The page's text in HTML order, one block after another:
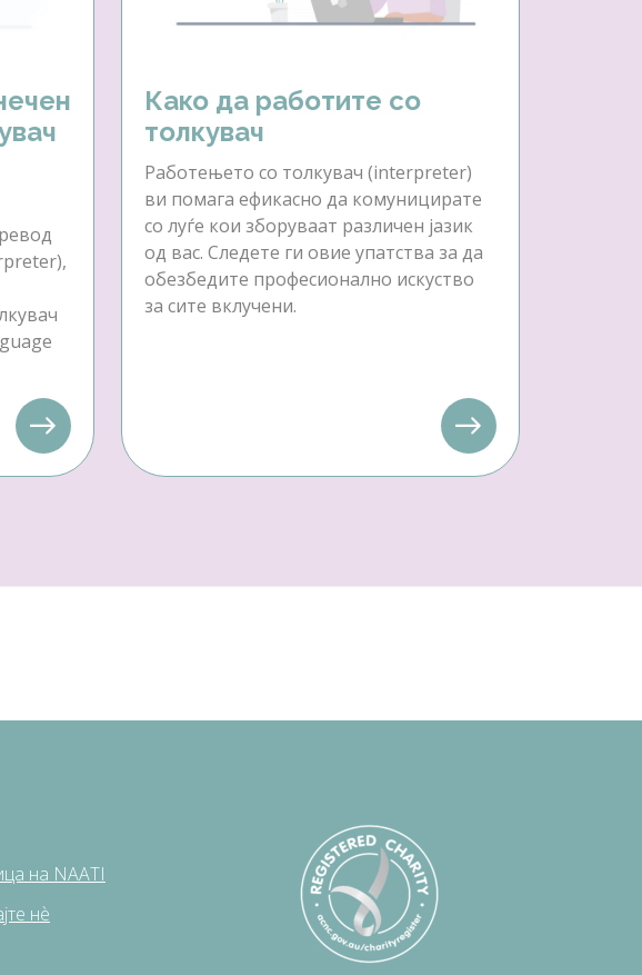
Како да работите со
толкувач
Работењето со толкувач (interpreter)
ви помага ефикасно да комуницирате
со луѓе кои зборуваат различен јазик
од вас. Следете ги овие упатства за да
обезбедите професионално искуство
за сите вклучени.
на NAATI
нè